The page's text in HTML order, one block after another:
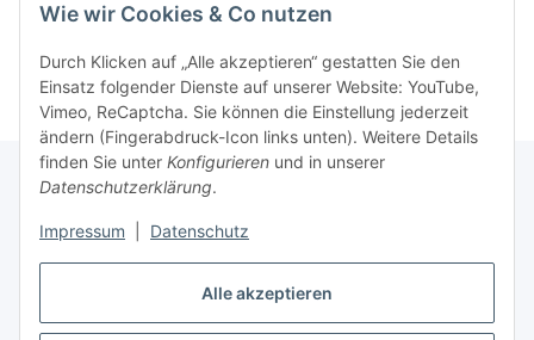
Alle akzeptieren
Wie wir Cookies & Co nutzen
Durch Klicken auf „Alle akzeptieren“ gestatten Sie den
Einsatz folgender Dienste auf unserer Website: YouTube,
Vimeo, ReCaptcha. Sie können die Einstellung jederzeit
ändern (Fingerabdruck-Icon links unten). Weitere Details
finden Sie unter Konfigurieren und in unserer
Datenschutzerklärung.
Impressum Datenschutz
Informationen
Gesetzliche Informationen